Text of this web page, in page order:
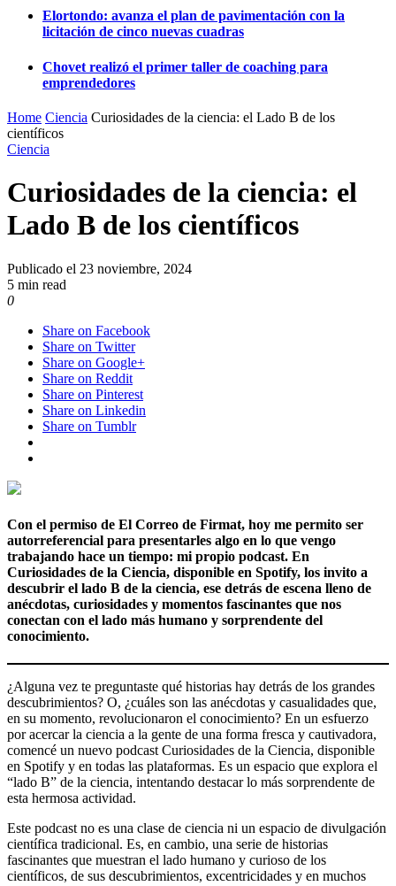
Elortondo: avanza el plan de pavimentación con la
licitación de cinco nuevas cuadras
Chovet realizó el primer taller de coaching para
emprendedores
Home Ciencia Curiosidades de la ciencia: el Lado B de los
científicos
Ciencia
Curiosidades de la ciencia: el
Lado B de los científicos
Publicado el 23 noviembre, 2024
5 min read
0
Share on Facebook
Share on Twitter
Share on Google+
Share on Reddit
Share on Pinterest
Share on Linkedin
Share on Tumblr
Con el permiso de El Correo de Firmat, hoy me permito ser
autorreferencial para presentarles algo en lo que vengo
trabajando hace un tiempo: mi propio podcast. En
Curiosidades de la Ciencia, disponible en Spotify, los invito a
descubrir el lado B de la ciencia, ese detrás de escena lleno de
anécdotas, curiosidades y momentos fascinantes que nos
conectan con el lado más humano y sorprendente del
conocimiento.
¿Alguna vez te preguntaste qué historias hay detrás de los grandes
descubrimientos? O, ¿cuáles son las anécdotas y casualidades que,
en su momento, revolucionaron el conocimiento? En un esfuerzo
por acercar la ciencia a la gente de una forma fresca y cautivadora,
comencé un nuevo podcast Curiosidades de la Ciencia, disponible
en Spotify y en todas las plataformas. Es un espacio que explora el
“lado B” de la ciencia, intentando destacar lo más sorprendente de
esta hermosa actividad.
Este podcast no es una clase de ciencia ni un espacio de divulgación
científica tradicional. Es, en cambio, una serie de historias
fascinantes que muestran el lado humano y curioso de los
científicos, de sus descubrimientos, excentricidades y en muchos